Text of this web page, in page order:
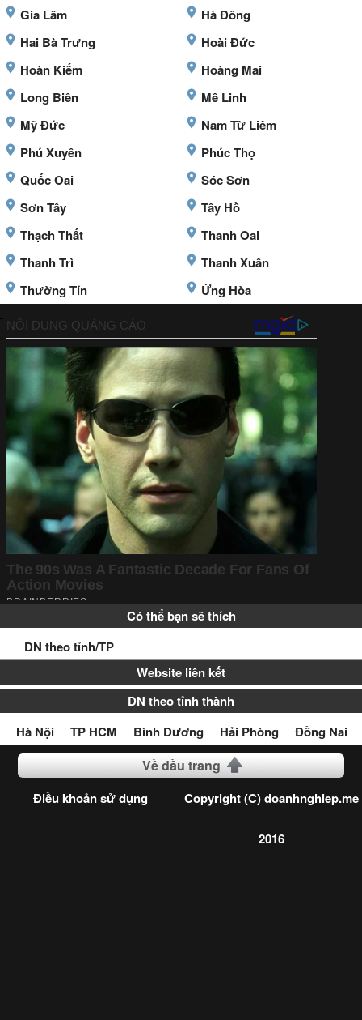
Gia Lâm
Hà Đông
Hai Bà Trưng
Hoài Đức
Hoàn Kiếm
Hoàng Mai
Long Biên
Mê Linh
Mỹ Đức
Nam Từ Liêm
Phú Xuyên
Phúc Thọ
Quốc Oai
Sóc Sơn
Sơn Tây
Tây Hồ
Thạch Thất
Thanh Oai
Thanh Trì
Thanh Xuân
Thường Tín
Ứng Hòa
Có thể bạn sẽ thích
DN theo tỉnh/TP
Website liên kết
DN theo tỉnh thành
Hà Nội
TP HCM Bình Dương Hải Phòng Đồng Nai
Về đầu trang
Điều khoản sử dụng Copyright (C) doanhnghiep.me
2016